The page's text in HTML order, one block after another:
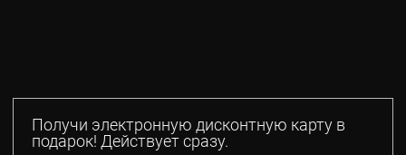
Получи электронную дисконтную карту в
подарок! Действует сразу.